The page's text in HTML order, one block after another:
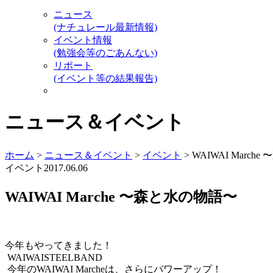
ニュース
(ナチュレール最新情報)
イベント情報
(勉強会等のごあんない)
リポート
(イベント等の結果報告)
ニュース＆イベント
ホーム > ニュース＆イベント > イベント > WAIWAI Marche
イベント 2017.06.06
WAIWAI Marche 〜森と水の物語〜
今年もやってきました！
WAIWAISTEELBAND
今年のWAIWAI Marcheは、さらにパワーアップ！